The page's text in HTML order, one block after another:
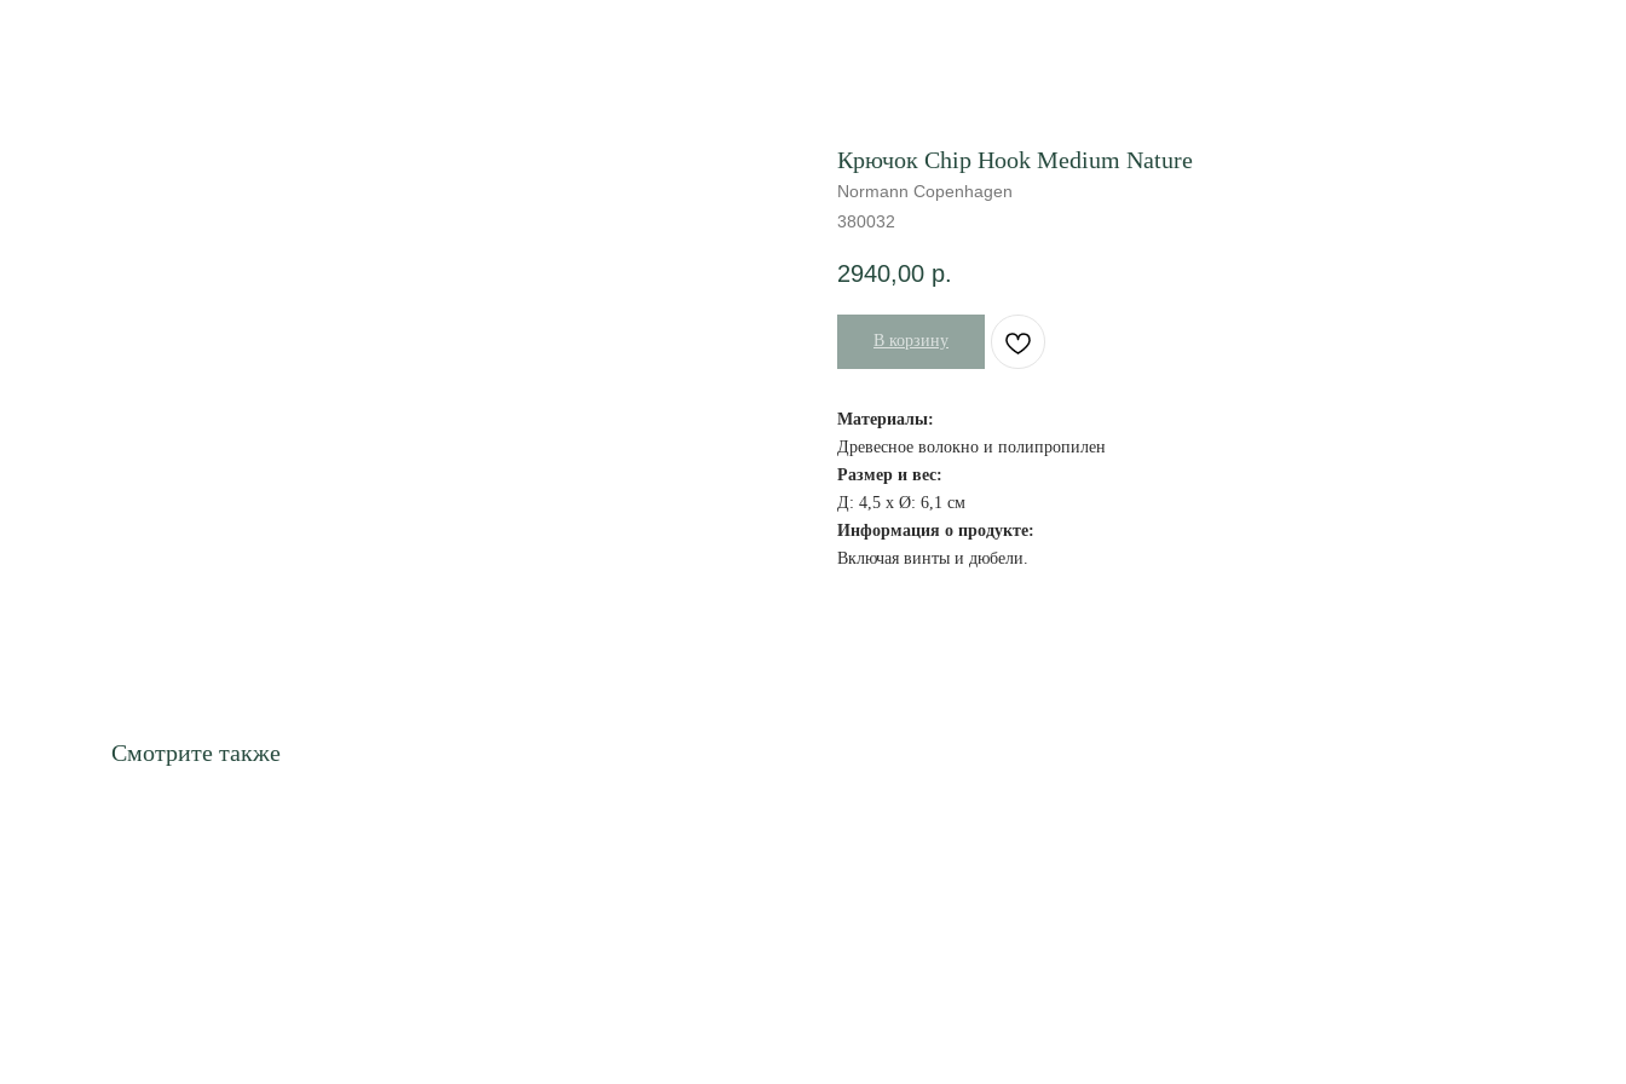
Крючок Chip Hook Medium Nature
Normann Copenhagen
380032
2940,00 р.
В корзину
Материалы:
Древесное волокно и полипропилен
Размер и вес:
Д: 4,5 х Ø: 6,1 см
Информация о продукте:
Включая винты и дюбели.
Смотрите также